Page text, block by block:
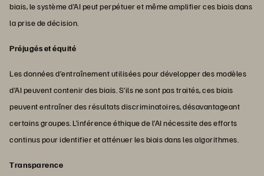
biais, le système d’AI peut perpétuer et même amplifier ces biais dans
la prise de décision.
Préjugés et équité
Les données d’entraînement utilisées pour développer des modèles
d’AI peuvent contenir des biais. S’ils ne sont pas traités, ces biais
peuvent entraîner des résultats discriminatoires, désavantageant
certains groupes. L’inférence éthique de l’AI nécessite des efforts
continus pour identifier et atténuer les biais dans les algorithmes.
Transparence